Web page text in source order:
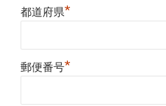
都道府県*
郵便番号*